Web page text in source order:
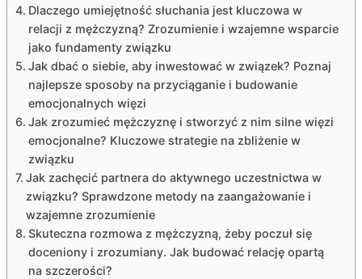
Dlaczego umiejętność słuchania jest kluczowa w
relacji z mężczyzną? Zrozumienie i wzajemne wsparcie
jako fundamenty związku
Jak dbać o siebie, aby inwestować w związek? Poznaj
najlepsze sposoby na przyciąganie i budowanie
emocjonalnych więzi
Jak zrozumieć mężczyznę i stworzyć z nim silne więzi
emocjonalne? Kluczowe strategie na zbliżenie w
związku
Jak zachęcić partnera do aktywnego uczestnictwa w
związku? Sprawdzone metody na zaangażowanie i
wzajemne zrozumienie
Skuteczna rozmowa z mężczyzną, żeby poczuł się
doceniony i zrozumiany. Jak budować relację opartą
na szczerości?